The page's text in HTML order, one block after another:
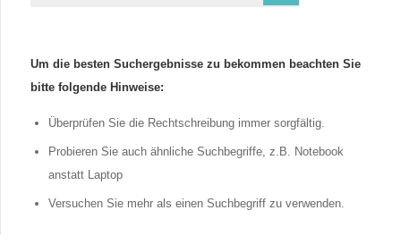
Um die besten Suchergebnisse zu bekommen beachten Sie
bitte folgende Hinweise:
Überprüfen Sie die Rechtschreibung immer sorgfältig.
Probieren Sie auch ähnliche Suchbegriffe, z.B. Notebook
anstatt Laptop
Versuchen Sie mehr als einen Suchbegriff zu verwenden.